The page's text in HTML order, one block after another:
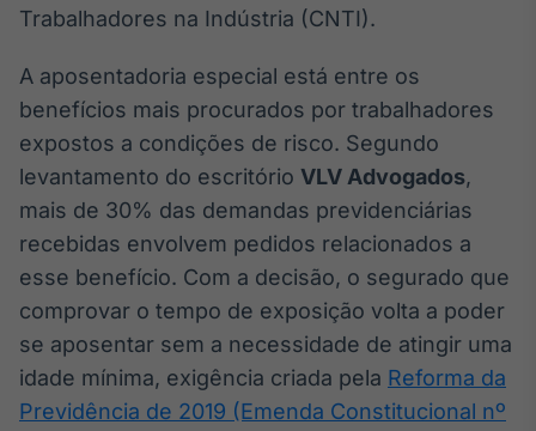
Widgets
Componentes
para conteúdos e
funcionalidades
Broadcast
Wallboard
Conteúdos e
dados para
displays e telas
Broadcast
Trabalhadores na Indústria (CNTI).
A aposentadoria especial está entre os
benefícios mais procurados por trabalhadores
expostos a condições de risco. Segundo
levantamento do escritório VLV Advogados,
mais de 30% das demandas previdenciárias
recebidas envolvem pedidos relacionados a
esse benefício. Com a decisão, o segurado que
comprovar o tempo de exposição volta a poder
se aposentar sem a necessidade de atingir uma
idade mínima, exigência criada pela Reforma da
Previdência de 2019 (Emenda Constitucional nº